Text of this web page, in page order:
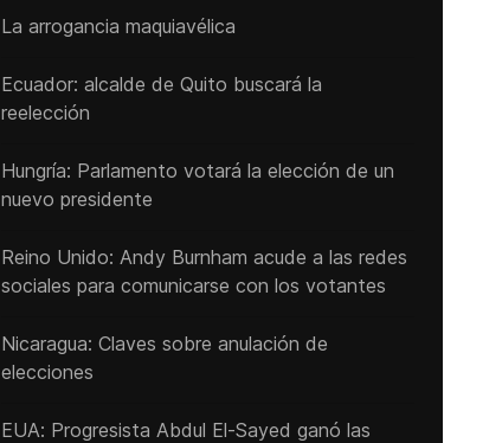
La arrogancia maquiavélica
Ecuador: alcalde de Quito buscará la
reelección
Hungría: Parlamento votará la elección de un
nuevo presidente
Reino Unido: Andy ‌Burnham acude a las redes
sociales para comunicarse con los votantes
Nicaragua: Claves sobre anulación de
elecciones
EUA: Progresista Abdul El-Sayed ganó las